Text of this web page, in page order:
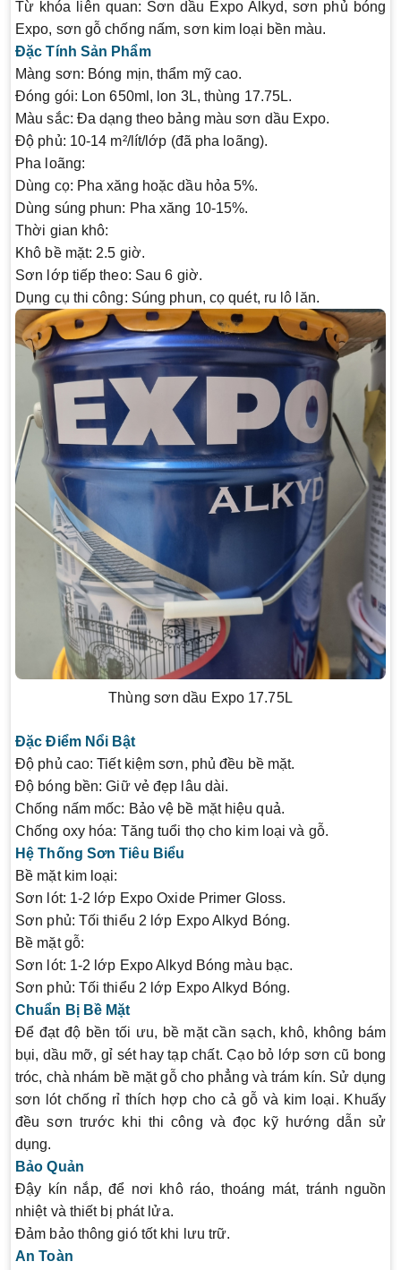
Từ khóa liên quan: Sơn dầu Expo Alkyd, sơn phủ bóng
Expo, sơn gỗ chống nấm, sơn kim loại bền màu.
Đặc Tính Sản Phẩm
Màng sơn: Bóng mịn, thẩm mỹ cao.
Đóng gói: Lon 650ml, lon 3L, thùng 17.75L.
Màu sắc: Đa dạng theo bảng màu sơn dầu Expo.
Độ phủ: 10-14 m²/lít/lớp (đã pha loãng).
Pha loãng:
Dùng cọ: Pha xăng hoặc dầu hỏa 5%.
Dùng súng phun: Pha xăng 10-15%.
Thời gian khô:
Khô bề mặt: 2.5 giờ.
Sơn lớp tiếp theo: Sau 6 giờ.
Dụng cụ thi công: Súng phun, cọ quét, ru lô lăn.
Thùng sơn dầu Expo 17.75L
Đặc Điểm Nổi Bật
Độ phủ cao: Tiết kiệm sơn, phủ đều bề mặt.
Độ bóng bền: Giữ vẻ đẹp lâu dài.
Chống nấm mốc: Bảo vệ bề mặt hiệu quả.
Chống oxy hóa: Tăng tuổi thọ cho kim loại và gỗ.
Hệ Thống Sơn Tiêu Biểu
Bề mặt kim loại:
Sơn lót: 1-2 lớp Expo Oxide Primer Gloss.
Sơn phủ: Tối thiểu 2 lớp Expo Alkyd Bóng.
Bề mặt gỗ:
Sơn lót: 1-2 lớp Expo Alkyd Bóng màu bạc.
Sơn phủ: Tối thiểu 2 lớp Expo Alkyd Bóng.
Chuẩn Bị Bề Mặt
Để đạt độ bền tối ưu, bề mặt cần sạch, khô, không bám
bụi, dầu mỡ, gỉ sét hay tạp chất. Cạo bỏ lớp sơn cũ bong
tróc, chà nhám bề mặt gỗ cho phẳng và trám kín. Sử dụng
sơn lót chống rỉ thích hợp cho cả gỗ và kim loại. Khuấy
đều sơn trước khi thi công và đọc kỹ hướng dẫn sử
dụng.
Bảo Quản
Đậy kín nắp, để nơi khô ráo, thoáng mát, tránh nguồn
nhiệt và thiết bị phát lửa.
Đảm bảo thông gió tốt khi lưu trữ.
An Toàn